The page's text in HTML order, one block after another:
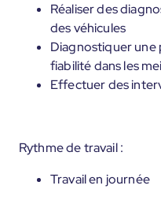
Réaliser des
des véhicules
Diagnostiquer une
fiabilité dans les
Effectuer des
Rythme de travail :
Travail en journée